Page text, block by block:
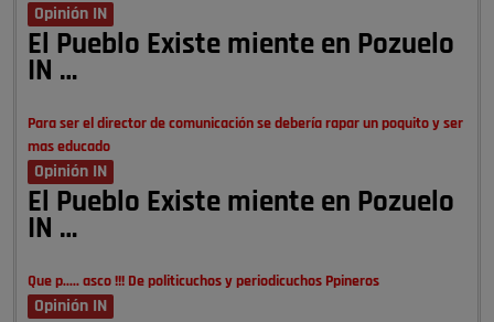
Opinión IN
El Pueblo Existe miente en Pozuelo
IN …
Para ser el director de comunicación se debería rapar un poquito y ser
mas educado
Opinión IN
El Pueblo Existe miente en Pozuelo
IN …
Que p..... asco !!! De politicuchos y periodicuchos Ppineros
Opinión IN